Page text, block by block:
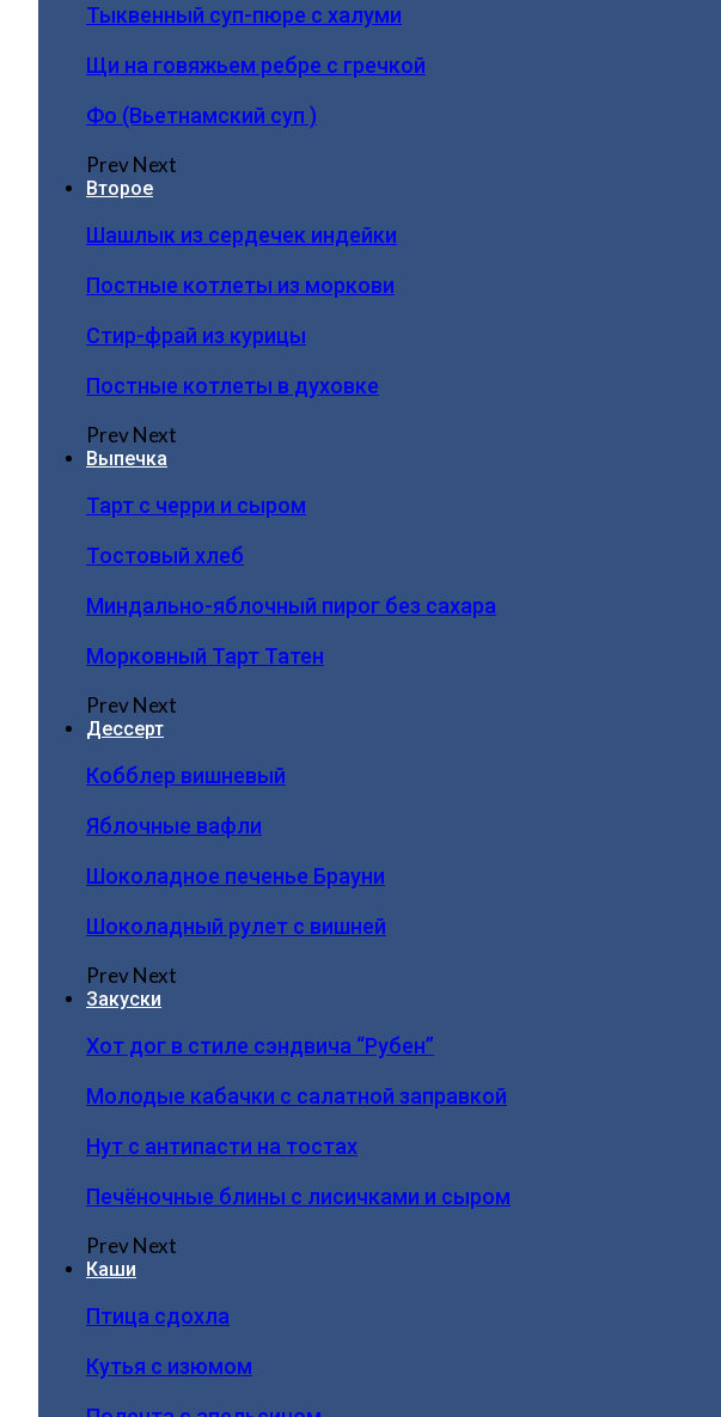
Тыквенный суп-пюре с халуми
Щи на говяжьем ребре с гречкой
Фо (Вьетнамский суп )
PrevNext
Второе
Шашлык из сердечек индейки
Постные котлеты из моркови
Стир-фрай из курицы
Постные котлеты в духовке
PrevNext
Выпечка
Тарт с черри и сыром
Тостовый хлеб
Миндально-яблочный пирог без сахара
Морковный Тарт Татен
PrevNext
Дессерт
Кобблер вишневый
Яблочные вафли
Шоколадное печенье Брауни
Шоколадный рулет с вишней
PrevNext
Закуски
Хот дог в стиле сэндвича “Рубен”
Молодые кабачки с салатной заправкой
Нут с антипасти на тостах
Печёночные блины с лисичками и сыром
PrevNext
Каши
Птица сдохла
Кутья с изюмом